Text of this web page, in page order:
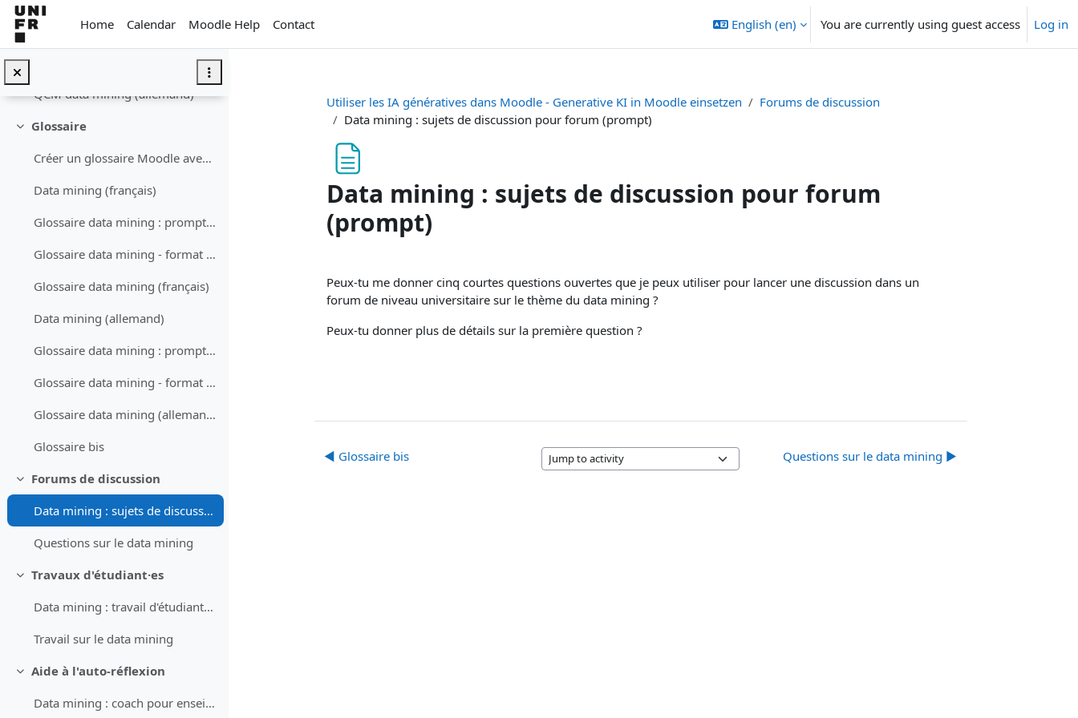
Skip to main content
Home
Calendar Moodle Help Contact English ‎(en)‎ You are currently using guest access Log in
QCM data mining : prompt (allemand)
QCM data mining - format GIFT (allemand)
QCM data mining (allemand)
Collapse
Glossaire
Créer un glossaire Moodle avec ChatGPTDemander à C...
Data mining (français)
Glossaire data mining : prompt (français)
Glossaire data mining - format XML (français)
Glossaire data mining (français)
Data mining (allemand)
Glossaire data mining : prompt (allemand)
Glossaire data mining - format XML (allemand)
Glossaire data mining (allemand)
Glossaire bis
Collapse
Forums de discussion
Data mining : sujets de discussion pour forum (prompt)
Questions sur le data mining
Collapse
Travaux d'étudiant·es
Data mining : travail d'étudiant·es (prompt)
Travail sur le data mining
Collapse
Aide à l'auto-réflexion
Data mining : coach pour enseignant·e (prompt)
Utiliser les IA génératives dans Moodle - Generative KI in Moodle einsetzen
Forums de discussion
Data mining : sujets de discussion pour forum (prompt)
Data mining : sujets de discussion pour forum
(prompt)
Peux-tu me donner cinq courtes questions ouvertes que je peux utiliser pour lancer une discussion dans un
forum de niveau universitaire sur le thème du data mining ?
Peux-tu donner plus de détails sur la première question ?
◀︎ Glossaire bis
Jump to activity
Questions sur le data mining ▶︎